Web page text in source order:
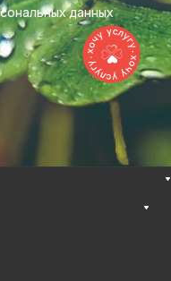
данных